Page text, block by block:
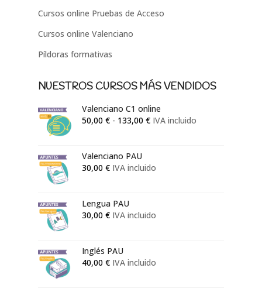
Cursos online Pruebas de Acceso
Cursos online Valenciano
Píldoras formativas
NUESTROS CURSOS MÁS VENDIDOS
Valenciano C1 online
50,00 € - 133,00 €Rango
50,00 €
IVA incluido
Valenciano PAU
30,00 € IVA incluido
Lengua PAU
30,00 € IVA incluido
Inglés PAU
40,00 € IVA incluido